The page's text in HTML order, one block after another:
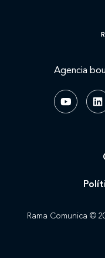
Agencia
Rama Comunica ©